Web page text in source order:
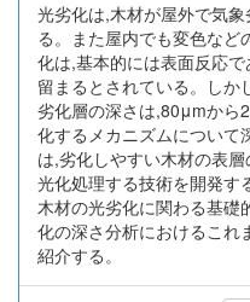
光劣化は,木材が屋外で気
る。また屋内でも変色など
化は,基本的には表面反応
留まるとされている。しか
劣化層の深さは,80μmから
化するメカニズムについて
は,劣化しやすい木材の表
光化処理する技術を開発す
木材の光劣化に関わる基礎
化の深さ分析におけるこれ
紹介する。